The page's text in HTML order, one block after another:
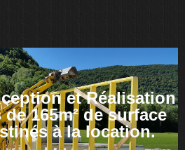
et Réalisation
165m² de surface
à la location.